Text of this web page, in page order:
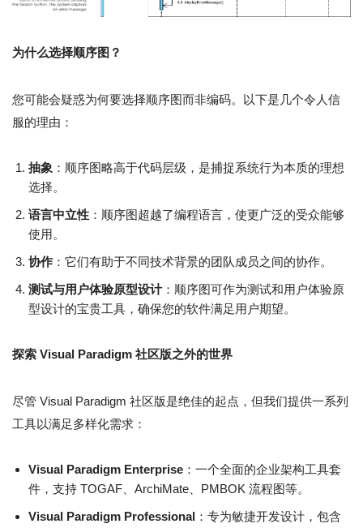
为什么选择顺序图？
您可能会疑惑为何要选择顺序图而非编码。以下是几个令人信
服的理由：
抽象 ：顺序图略高于代码层级，是捕捉系统行为本质的理想
选择。
语言中立性 ：顺序图超越了编程语言，使更广泛的受众能够
使用。
协作 ：它们有助于不同技术背景的团队成员之间的协作。
测试与用户体验原型设计：顺序图可作为测试和用户体验原
型设计的宝贵工具，确保您的软件满足用户期望。
探索 Visual Paradigm 社区版之外的世界
尽管 Visual Paradigm 社区版是绝佳的起点，但我们提供一系列
工具以满足多样化需求：
Visual Paradigm Enterprise ：一个全面的企业架构工具套
件，支持 TOGAF、ArchiMate、PMBOK 流程图等。
Visual Paradigm Professional ：专为敏捷开发设计，包含